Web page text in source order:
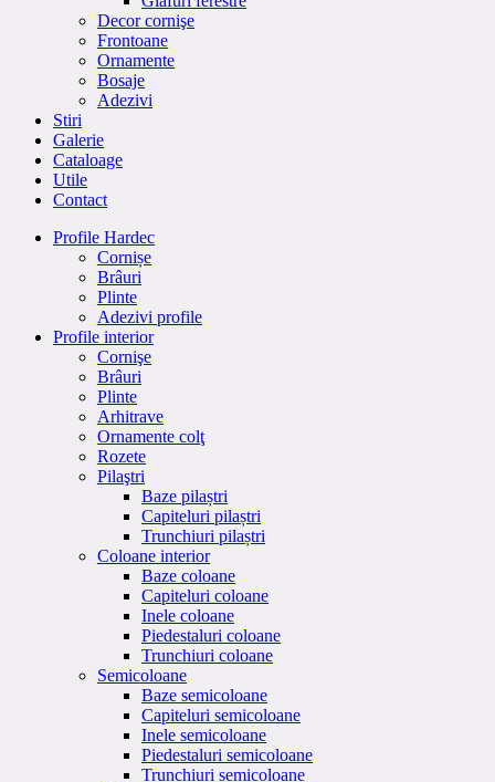
Decor cornişe
Frontoane
Ornamente
Bosaje
Adezivi
Stiri
Galerie
Cataloage
Utile
Contact
Profile Hardec
Cornișe
Brâuri
Plinte
Adezivi profile
Profile interior
Cornişe
Brâuri
Plinte
Arhitrave
Ornamente colţ
Rozete
Pilaştri
Baze pilaștri
Capiteluri pilaștri
Trunchiuri pilaștri
Coloane interior
Baze coloane
Capiteluri coloane
Inele coloane
Piedestaluri coloane
Trunchiuri coloane
Semicoloane
Baze semicoloane
Capiteluri semicoloane
Inele semicoloane
Piedestaluri semicoloane
Trunchiuri semicoloane